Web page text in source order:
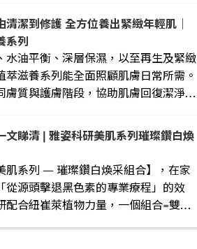
清潔到修護 全方位養出緊緻年輕肌｜
系列
水油平衡、深層保濕，以至再生及緊緻
萃滋養系列能全面照顧肌膚日常所需。
膚質與護膚階段，協助肌膚回復潔淨、
肌系列璀璨鑽白煥
肌系列 — 璀璨鑽白煥采組合】，在家
從源頭擊退黑色素的專業療程」的效
配合紐崔萊植物力量，一個組合=雙重